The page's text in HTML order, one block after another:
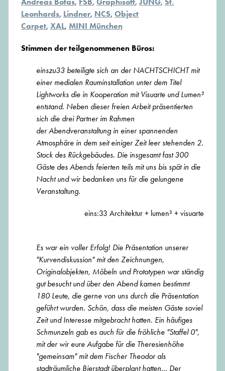
Leonhards, Lindner, NCS, Object
Carpet, XAL, MINI München
Stimmen der teilgenommenen Büros:
einszu33 beteiligte sich an der NACHTSCHICHT mit
einer medialen Rauminstallation unter dem Titel
Lightworks die in Kooperation mit Visuarte und Lumen³
entstand. Neben dieser freien Arbeit präsentierten
sich die drei Partner im Rahmen
derAbendveranstaltung in einer spannenden
Atmosphäre in dem seit einiger Zeit leer stehenden 2.
Stock des Rückgebäudes. Die insgesamt fast 300
Gäste des Abends feierten teils mit uns bis spät in die
Nacht und wir bedanken uns für die gelungene
Veranstaltung.
eins:33 Architektur + lumen³ + visuarte
Es war ein voller Erfolg! Die Präsentation unserer
"Kurvendiskussion" mit den Zeichnungen,
Originalobjekten, Möbeln und Prototypen war ständig
gut besucht und über den Abend kamen bestimmt
180 Leute, die gerne von uns durch die Präsentation
geführt wurden. Schön, dass die meisten Gäste soviel
Zeit und Interesse mitgebracht hatten. Ein häufiges
Schmunzeln gab es auch für die fröhliche "Staffel 0",
mit der wir eure Aufgabe für die Theresienhöhe
"gemeinsam" mit dem Fischer Theodor als
stadträumliche Bierstadt überplant hatten... Der